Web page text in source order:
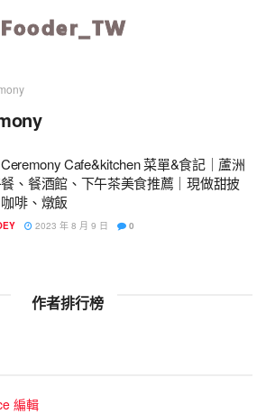
Fooder_TW
Cafe&kitchen 菜單&食記｜蘆洲
、餐酒館、下午茶美食推薦｜現做甜披
啡、燉飯
2023 年 8 月 9 日 0
作者排行榜
編輯